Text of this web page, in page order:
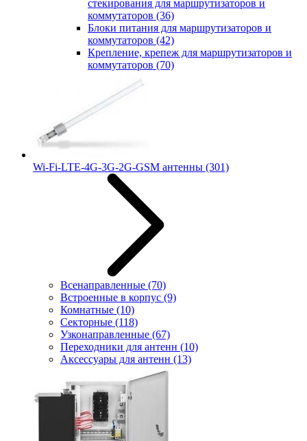
стекирования для маршрутизаторов и
коммутаторов (36)
Блоки питания для маршрутизаторов и
коммутаторов (42)
Крепление, крепеж для маршрутизаторов и
коммутаторов (70)
Wi-Fi-LTE-4G-3G-2G-GSM антенны (301)
Всенаправленные (70)
Встроенные в корпус (9)
Комнатные (10)
Секторные (118)
Узконаправленные (67)
Переходники для антенн (10)
Аксессуары для антенн (13)